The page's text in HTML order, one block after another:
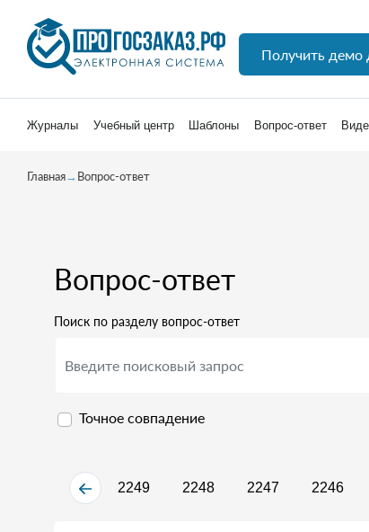
Получить демо
Журналы Учебный центр Шаблоны Вопрос-ответ
Главная→Вопрос-ответ
Вопрос-ответ
Поиск по разделу вопрос-ответ
Точное совпадение
2249 2248 2247 2246